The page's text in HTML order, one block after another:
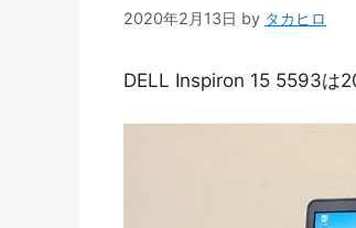
2020年2月13日 by タカヒロ
DELL Inspiron 15 5593は